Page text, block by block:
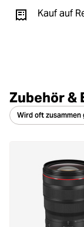
Kauf auf
Zubehör &
Wird oft zusammen